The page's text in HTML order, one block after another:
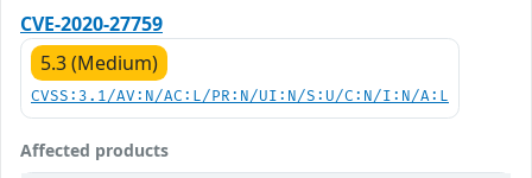
CVE-2020-27759
5.3 (Medium)
CVSS:3.1/AV:N/AC:L/PR:N/UI:N/S:U/C:N/I:N/A:L
Affected products